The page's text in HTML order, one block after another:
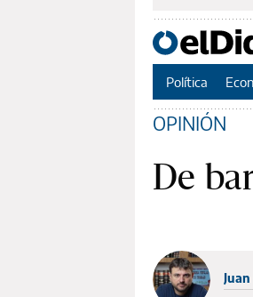
Política
OPINIÓN
De